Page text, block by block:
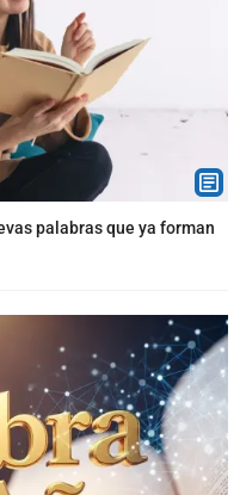
palabras que ya forman